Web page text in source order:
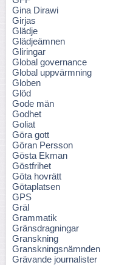
Gina Dirawi
Girjas
Glädje
Glädjeämnen
Gliringar
Global governance
Global uppvärmning
Globen
Glöd
Gode män
Godhet
Goliat
Göra gott
Göran Persson
Gösta Ekman
Göstfrihet
Göta hovrätt
Götaplatsen
GPS
Gräl
Grammatik
Gränsdragningar
Granskning
Granskningsnämnden
Grävande journalister